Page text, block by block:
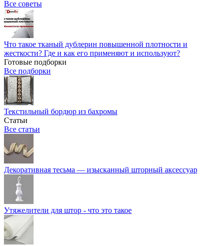
Все советы
Что такое тканый дублерин повышенной плотности и
жесткости? Где и как его применяют и используют?
Готовые подборки
Все подборки
Текстильный бордюр из бахромы
Статьи
Все статьи
Декоративная тесьма — изысканный шторный аксессуар
Утяжелители для штор - что это такое